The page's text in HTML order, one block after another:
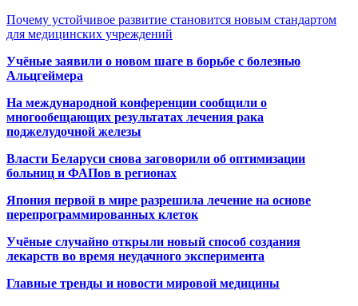
Почему устойчивое развитие становится новым стандартом
для медицинских учреждений
Учёные заявили о новом шаге в борьбе с болезнью
Альцгеймера
На международной конференции сообщили о
многообещающих результатах лечения рака
поджелудочной железы
Власти Беларуси снова заговорили об оптимизации
больниц и ФАПов в регионах
Япония первой в мире разрешила лечение на основе
перепрограммированных клеток
Учёные случайно открыли новый способ создания
лекарств во время неудачного эксперимента
Главные тренды и новости мировой медицины